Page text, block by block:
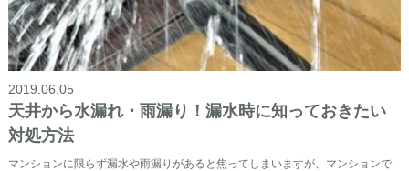
2019.06.05
天井から水漏れ・雨漏り！漏水時に知っておきたい
対処方法
マンションに限らず漏水や雨漏りがあると焦ってしまいますが、マンションで